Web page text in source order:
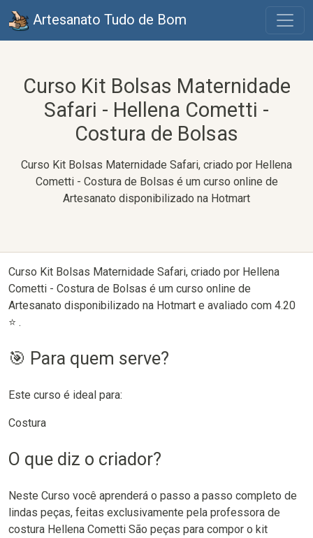
Artesanato Tudo de Bom
Curso Kit Bolsas Maternidade
Safari - Hellena Cometti -
Costura de Bolsas
Curso Kit Bolsas Maternidade Safari, criado por Hellena
Cometti - Costura de Bolsas é um curso online de
Artesanato disponibilizado na Hotmart
Curso Kit Bolsas Maternidade Safari, criado por Hellena
Cometti - Costura de Bolsas é um curso online de
Artesanato disponibilizado na Hotmart e avaliado com 4.20
⭐ .
🎯 Para quem serve?
Este curso é ideal para:
Costura
O que diz o criador?
Neste Curso você aprenderá o passo a passo completo de
lindas peças, feitas exclusivamente pela professora de
costura Hellena Cometti São peças para compor o kit